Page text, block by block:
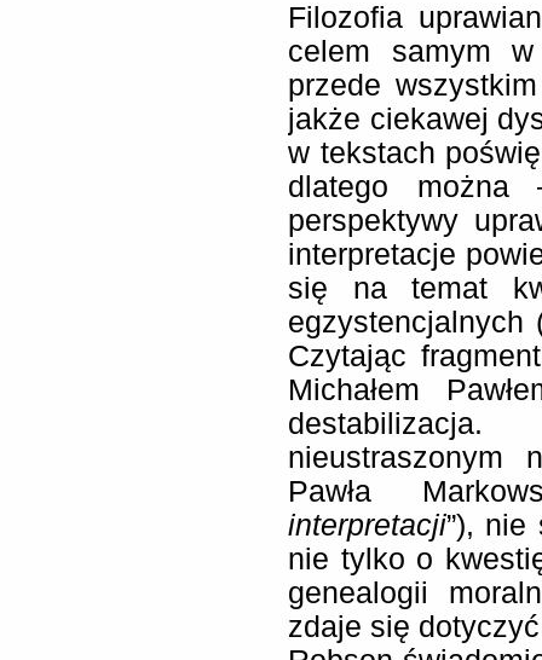
Filozofia
celem samym
przede
jakże ciekawej
w tekstach
dlatego
perspektywy
interpretacje
się na temat
egzystencjalnych
Czytając
Michałem
nieustraszonym
Pawła
interpretacji”), nie
nie tylko o
genealogii
zdaje się